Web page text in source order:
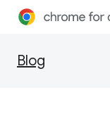
Blog